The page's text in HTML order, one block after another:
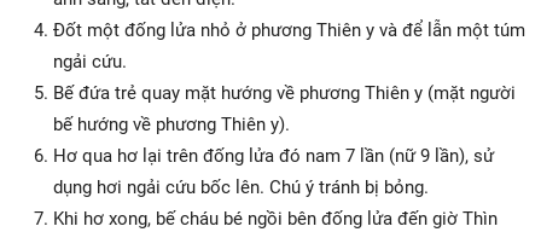
Đốt một đống lửa nhỏ ở phương Thiên y và để lẫn một túm
ngải cứu.
Bế đứa trẻ quay mặt hướng về phương Thiên y (mặt người
bế hướng về phương Thiên y).
Hơ qua hơ lại trên đống lửa đó nam 7 lần (nữ 9 lần), sử
dụng hơi ngải cứu bốc lên. Chú ý tránh bị bỏng.
Khi hơ xong, bế cháu bé ngồi bên đống lửa đến giờ Thìn